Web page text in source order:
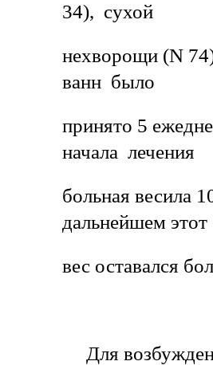
34), сухой
нехворощи (N
ванн было
принято 5
начала лечения
больная весила
дальнейшем этот
вес оставался
Для